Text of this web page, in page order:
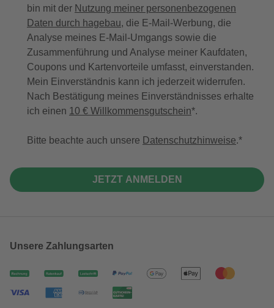
bin mit der Nutzung meiner personenbezogenen
Daten durch hagebau, die E-Mail-Werbung, die
Analyse meines E-Mail-Umgangs sowie die
Zusammenführung und Analyse meiner Kaufdaten,
Coupons und Kartenvorteile umfasst, einverstanden.
Mein Einverständnis kann ich jederzeit widerrufen.
Nach Bestätigung meines Einverständnisses erhalte
ich einen 10 € Willkommensgutschein*.
Bitte beachte auch unsere Datenschutzhinweise.
JETZT ANMELDEN
Unsere Zahlungsarten